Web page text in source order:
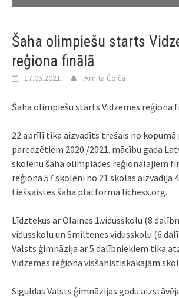
Šaha olimpiešu starts
reģiona finālā
17.05.2021. Arnita Čoiča
Šaha olimpiešu starts Vidzemes reģiona
22.aprīlī tika aizvadīts trešais no kopumā
paredzētiem 2020./2021. mācību gada
skolēnu šaha olimpiādes reģionālajiem
reģiona 57 skolēni no 21 skolas aizvadīja
tiešsaistes šaha platformā lichess.org.
Līdztekus ar Olaines 1.vidusskolu (8
vidusskolu un Smiltenes vidusskolu (6
Valsts ģimnāzija ar 5 dalībniekiem tika
Vidzemes reģiona visšahistiskākajām
Siguldas Valsts ģimnāzijas godu